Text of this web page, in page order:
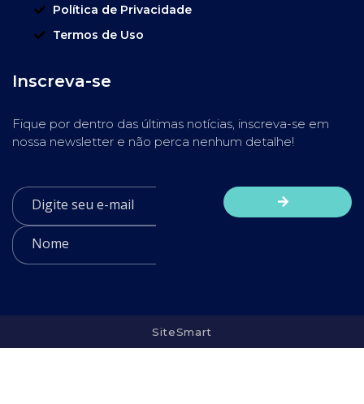
Política de Privacidade
Termos de Uso
Inscreva-se
Fique por dentro das últimas notícias, inscreva-se em
nossa newsletter e não perca nenhum detalhe!
SiteSmart